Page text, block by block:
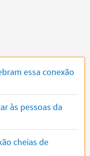
essa conexão
às pessoas da
cheias de